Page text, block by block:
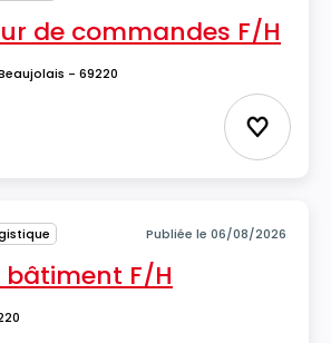
de commandes F/H
- 69220
Ajouter
Publiée le 06/08/2026
bâtiment F/H